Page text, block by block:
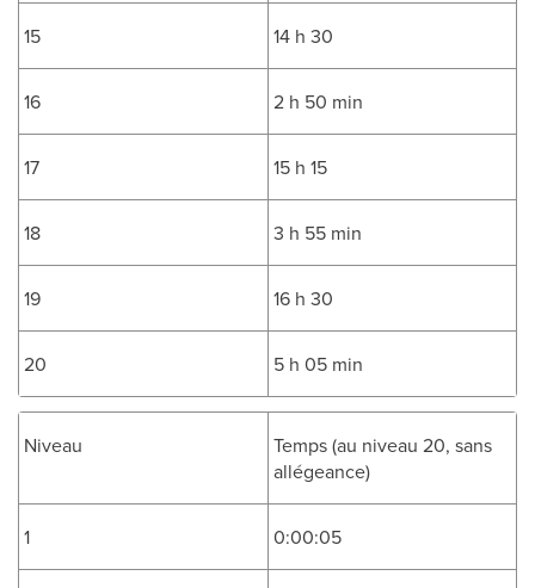
15 14 h 30
16 2 h 50 min
17 15 h 15
18 3 h 55 min
19 16 h 30
20 5 h 05 min
Niveau
Temps (au niveau 20, sans
allégeance)
1 0:00:05